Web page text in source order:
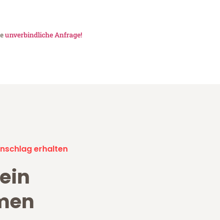
unverbindliche Anfrage!
erhalten